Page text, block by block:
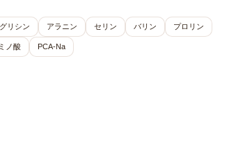
グリシン アラニン セリン バリン プロリン
ノ酸
PCA-Na